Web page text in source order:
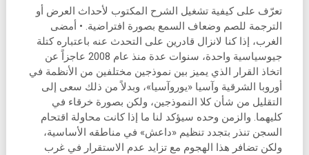
تعرّف على كيفية تشغيل الشرح المكتوب لأحداث العرض أو
الترجمة للصم وضعاف السمع بصورة افتراضية. • أمضى
الغرب، إذا كنا لانزال قادرين على التحدث عنه باعتباره كتلة
جيوسياسية واحدة، سنوات عدة منذ عام 2008 عاجزاً عن
اتخاذ القرار الذي يميز بين نموذجين مختلفين من الأنظمة في
أوروبا الشرقية وآسيا «يوروآسيا»، وبدلاً من ذلك سعى إلى
التقليل من شأن كلا النموذجين، ولكن بصورة خرقاء في
كليهما. والزمن وحده سيؤكد لنا ما إذا كانت محاولة اقتحام
السجن تنذر بتجدد تنظيم «داعش» في مناطقه الأساسية،
ولكن تضافر هذا الهجوم مع تزايد عدم الاستقرار في غرب